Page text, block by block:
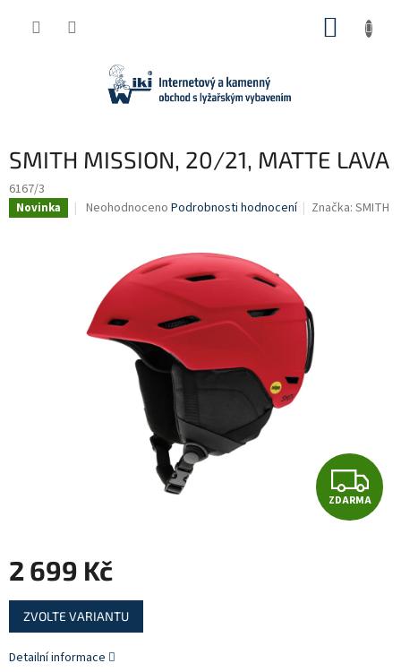
SMITH MISSION, 20/21, MATTE LAVA
6167/3
Novinka
Průměrné
hvězdiček.
Neohodnoceno Podrobnosti hodnocení Značka:SMITH
Z
D
ZDARMA
2 699 Kč
Měrná
cena:
ZVOLTE VARIANTU
Detailní informace